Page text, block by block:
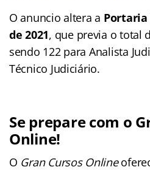
O anuncio altera a Portaria
de 2021, que previa o total
sendo 122 para Analista
Técnico Judiciário.
Se prepare com o
Online!
O Gran Cursos Online